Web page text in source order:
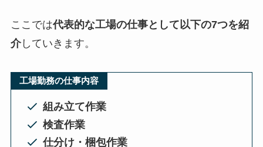
ここでは代表的な工場の仕事として以下の7つを紹
介していきます。
工場勤務の仕事内容
組み立て作業
検査作業
仕分け・梱包作業